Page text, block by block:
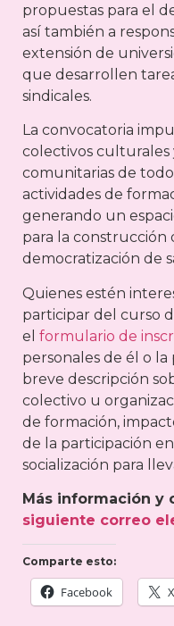
propuestas para el
así también a
extensión de
que desarrollen
sindicales.
La convocatoria
colectivos culturales
comunitarias de
actividades de
generando un
para la construcción
democratización de
Quienes estén
participar del curso
el formulario de
personales de él o
breve descripción
colectivo u
de formación,
de la participación
socialización para
Más información y
siguiente correo
Comparte esto:
Facebook X